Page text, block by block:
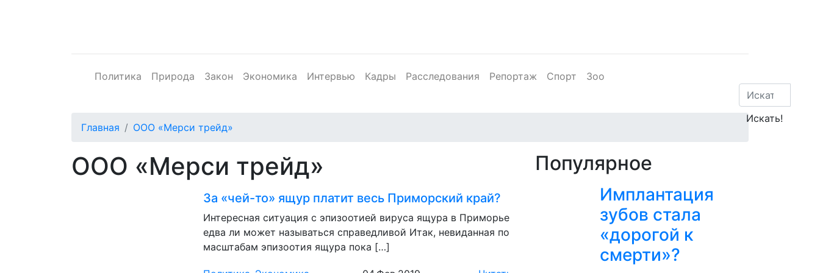
Политика Природа Закон Экономика Интервью Кадры Расследования Репортаж Спорт Зоо
Главная ООО «Мерси трейд»
ООО «Мерси трейд»
За «чей-то» ящур платит весь Приморский край?
Интересная ситуация с эпизоотией вируса ящура в Приморье
едва ли может называться справедливой Итак, невиданная по
масштабам эпизоотия ящура пока […]
Популярное
Имплантация
зубов стала
«дорогой к
смерти»?